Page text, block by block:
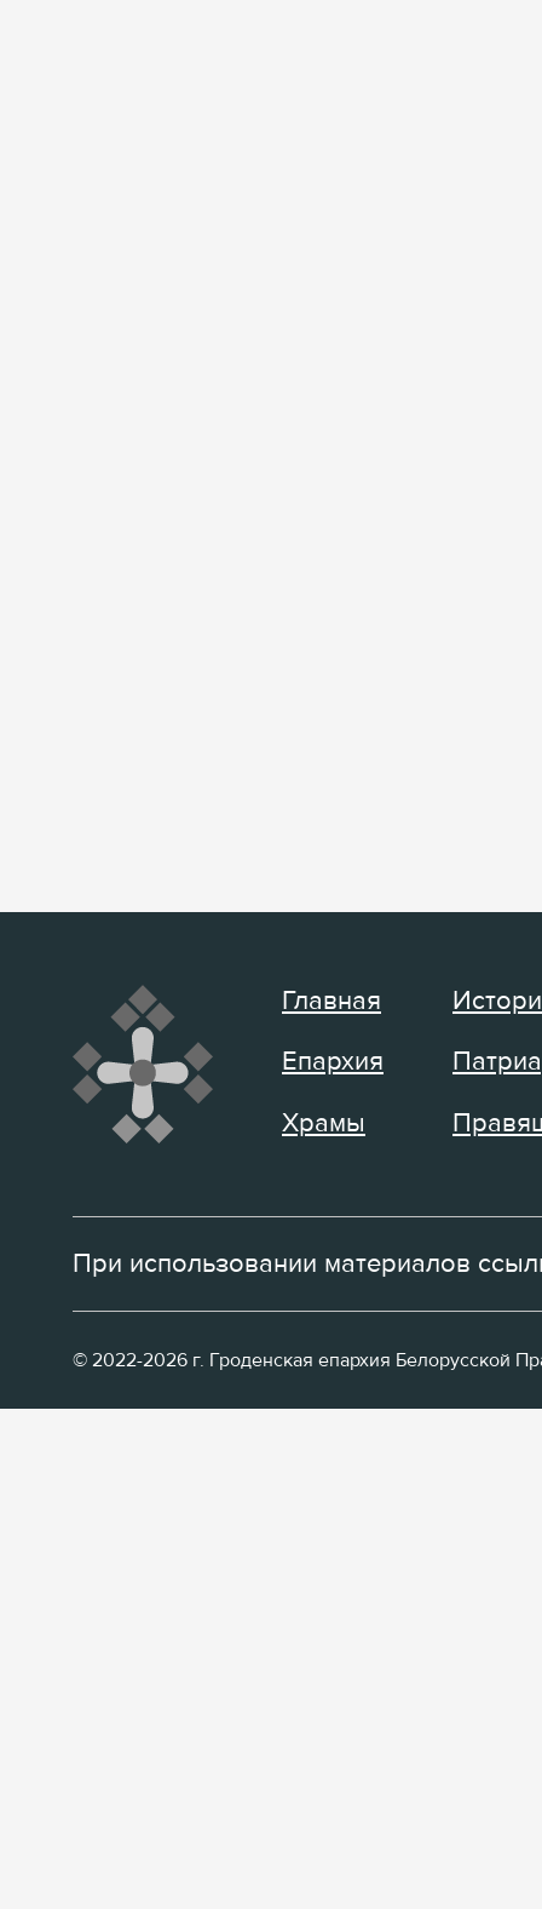
Главная
Епархия
Храмы
При использовании материалов
© 2022-2026 г. Гроденская епархия Белорусской